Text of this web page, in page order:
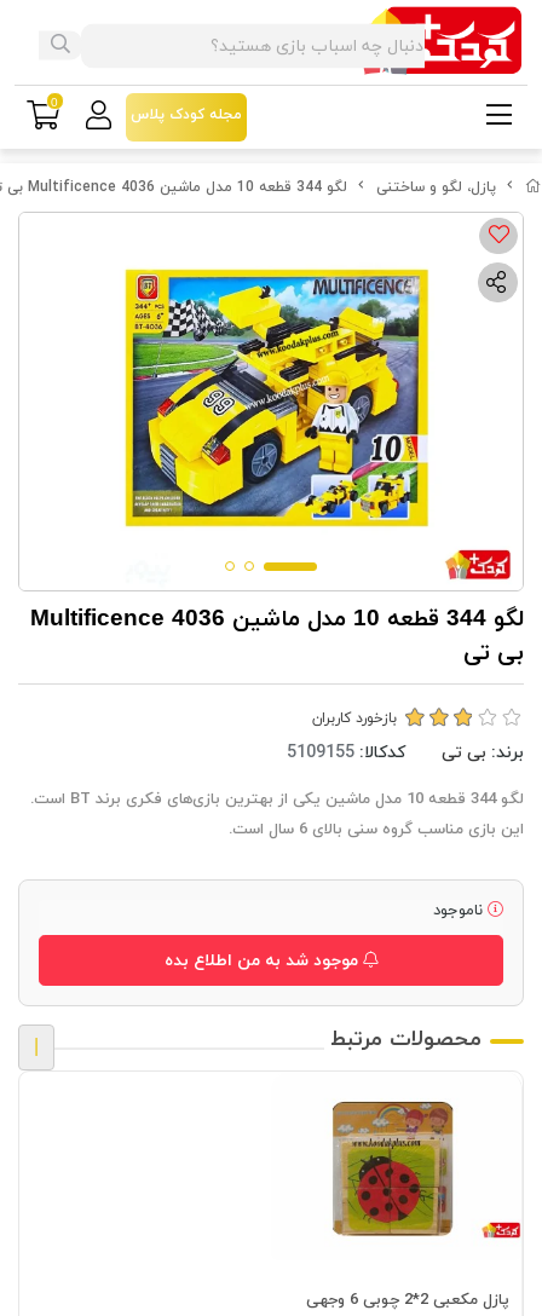
پازل، لگو و ساختنی لگو 344 قطعه 10 مدل ماشین Multificence 4036 بی تی
لگو 344 قطعه 10 مدل ماشین Multificence 4036
بی تی
بازخورد کاربران
برند: بی تی کدکالا:
لگو 344 قطعه 10 مدل ماشین یکی از بهترین بازی‌های فکری برند BT است.
این بازی مناسب گروه سنی بالای 6 سال است.
ناموجود
موجود شد به من اطلاع بده
محصولات مرتبط
پازل مکعبی 2*2 چوبی 6 وجهی
مجله کودک پلاس
0